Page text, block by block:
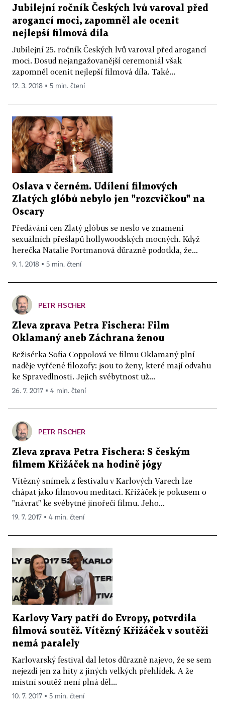
Jubilejní ročník Českých lvů varoval před
arogancí moci, zapomněl ale ocenit
nejlepší filmová díla
Jubilejní 25. ročník Českých lvů varoval před arogancí
moci. Dosud nejangažovanější ceremoniál však
zapomněl ocenit nejlepší filmová díla. Také...
12. 3. 2018 ▪ 5 min. čtení
Oslava v černém. Udílení filmových
Zlatých glóbů nebylo jen "rozcvičkou" na
Oscary
Předávání cen Zlatý glóbus se neslo ve znamení
sexuálních přešlapů hollywoodských mocných. Když
herečka Natalie Portmanová důrazně podotkla, že...
9. 1. 2018 ▪ 5 min. čtení
PETR FISCHER
Zleva zprava Petra Fischera: Film
Oklamaný aneb Záchrana ženou
Režisérka Sofia Coppolová ve filmu Oklamaný plní
naděje vyřčené filozofy: jsou to ženy, které mají odvahu
ke Spravedlnosti. Jejich svébytnost už...
26. 7. 2017 ▪ 4 min. čtení
PETR FISCHER
Zleva zprava Petra Fischera: S českým
filmem Křižáček na hodině jógy
Vítězný snímek z festivalu v Karlových Varech lze
chápat jako filmovou meditaci. Křižáček je pokusem o
"návrat" ke svébytné jinořeči filmu. Jeho...
19. 7. 2017 ▪ 4 min. čtení
Karlovy Vary patří do Evropy, potvrdila
filmová soutěž. Vítězný Křižáček v soutěži
nemá paralely
Karlovarský festival dal letos důrazně najevo, že se sem
nejezdí jen za hity z jiných velkých přehlídek. A že
místní soutěž není plná děl...
10. 7. 2017 ▪ 5 min. čtení